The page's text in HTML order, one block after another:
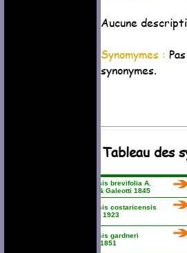
Aucune
Synomymes :
synonymes.
Tableau des
Ionopsis brevifolia A.
Rich. & Galeotti 1845
Ionopsis costaricensis
Schltr. 1923
Ionopsis gardneri
Lindl. 1851